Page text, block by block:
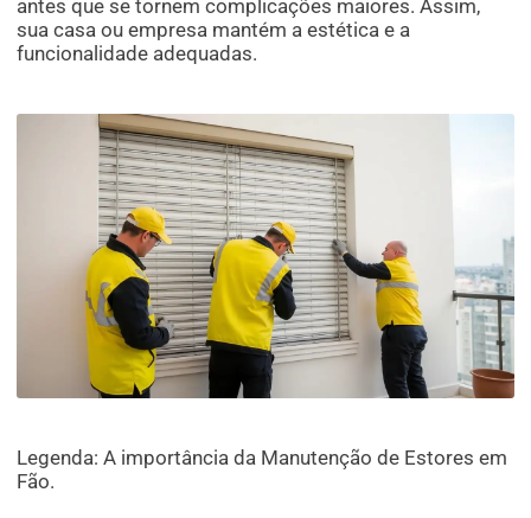
antes que se tornem complicações maiores. Assim,
sua casa ou empresa mantém a estética e a
funcionalidade adequadas.
Legenda: A importância da Manutenção de Estores em
Fão.